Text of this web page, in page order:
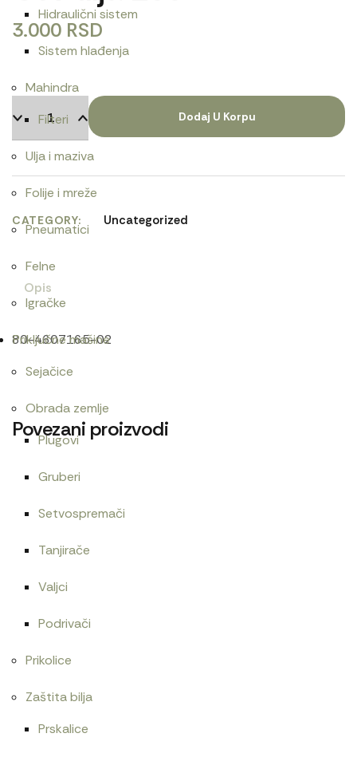
Hidraulični sistem
Sistem hlađenja
Mahindra
Filteri
Ulja i maziva
Folije i mreže
Pneumatici
Felne
Igračke
Priključne mašine
Sejačice
Obrada zemlje
Plugovi
Gruberi
Setvospremači
Tanjirače
Valjci
Podrivači
Prikolice
Zaštita bilja
Prskalice
3.000 RSD
Dodaj U Korpu
CATEGORY Uncategorized
Opis
80-4607165-02
Povezani proizvodi
Cev blokade kratka